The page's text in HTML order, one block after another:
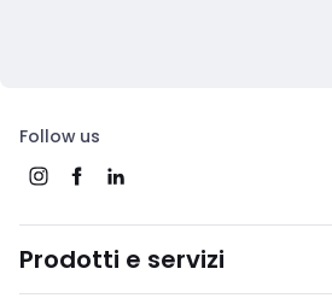
Follow us
Prodotti e servizi